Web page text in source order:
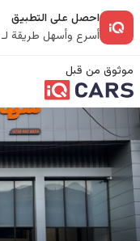
احصل على التطبيق
أسرع وأسهل طريقة لـ iQ Cars
موثوق من قبل